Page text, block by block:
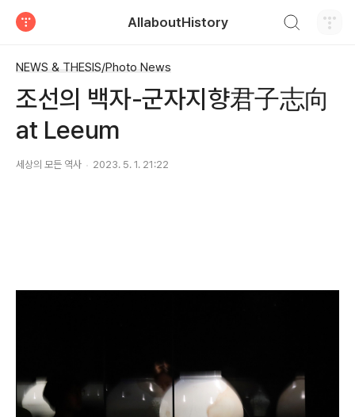
AllaboutHistory
NEWS & THESIS/Photo News
조선의 백자-군자지향君子志向
at Leeum
세상의 모든 역사 2023. 5. 1. 21:22